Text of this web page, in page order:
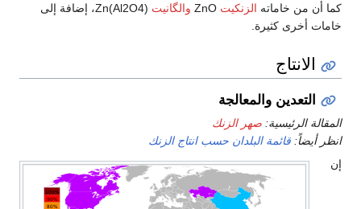
كما أن من خاماته الزنكيت والگانيت
Zn(Al2O4)، إضافة إلى
خامات أخرى كثيرة.
الانتاج
التعدين والمعالجة
المقالة الرئيسية: صهر الزنك
انظر أيضاً: قائمة البلدان حسب انتاج الزنك
إن